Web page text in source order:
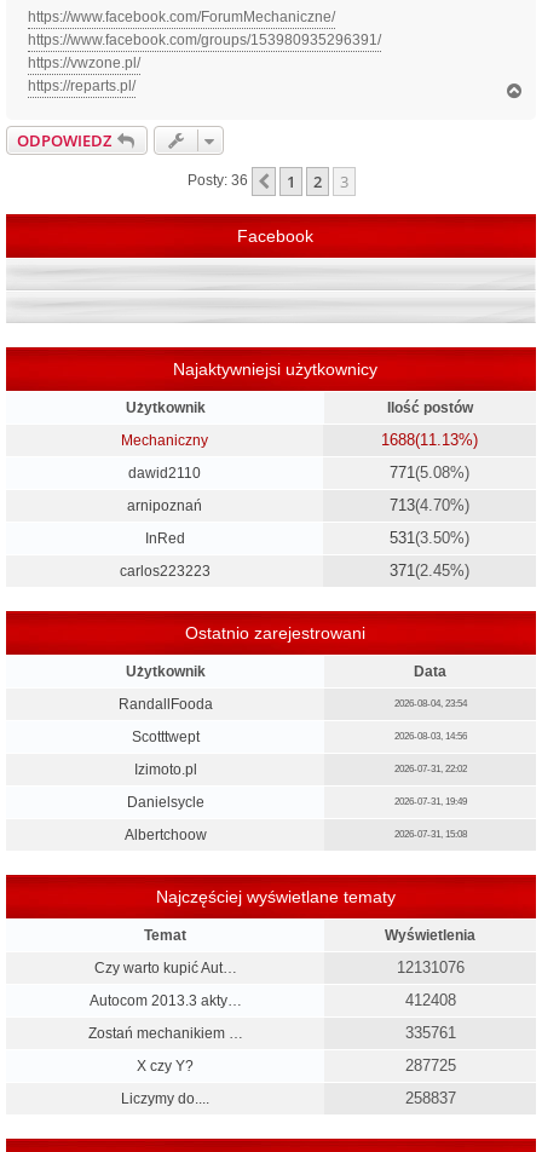
https://www.facebook.com/ForumMechaniczne/
https://www.facebook.com/groups/153980935296391/
https://vwzone.pl/
https://reparts.pl/
ODPOWIEDZ
Posty: 36 Poprzednia
1 2 3
Facebook
Najaktywniejsi użytkownicy
Użytkownik
Ilość postów
Mechaniczny
1688(11.13%)
dawid2110 771 (5.08%)
arnipoznań 713(4.70%)
InRed 531 (3.50%)
carlos223223 371 (2.45%)
Ostatnio zarejestrowani
Użytkownik
Data
RandallFooda
2026-08-04, 23:54
Scotttwept 2026-08-03, 14:56
Izimoto.pl 2026-07-31, 22:02
Danielsycle 2026-07-31, 19:49
Albertchoow 2026-07-31, 15:08
Najczęściej wyświetlane tematy
Temat
Wyświetlenia
Czy warto kupić Aut…
12131076
Autocom 2013.3 akty… 412408
Zostań mechanikiem … 335761
X czy Y? 287725
Liczymy do.... 258837